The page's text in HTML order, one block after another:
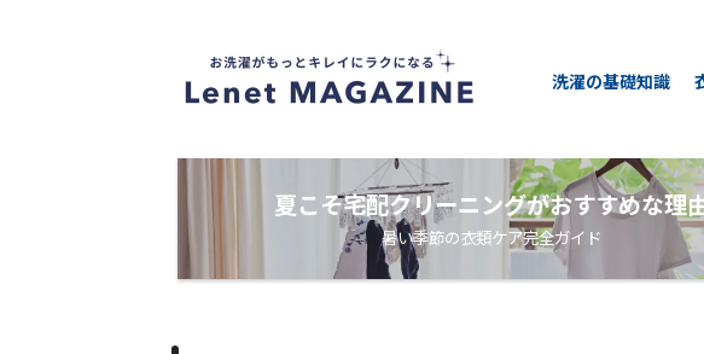
類
ケ
洗
ウ
ハ
ウ
メ
洗濯の基礎知識
夏こそ宅配クリーニングがおすすめな理
暑い季節の衣類ケア完全ガイド